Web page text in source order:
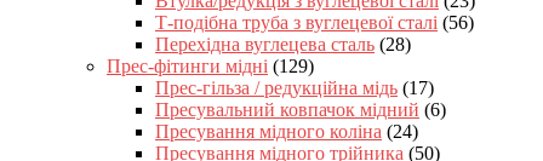
Т-подібна труба з вуглецевої сталі (56)
Перехідна вуглецева сталь (28)
Прес-фітинги мідні (129)
Прес-гільза / редукційна мідь (17)
Пресувальний ковпачок мідний (6)
Пресування мідного коліна (24)
Пресування мідного трійника (50)